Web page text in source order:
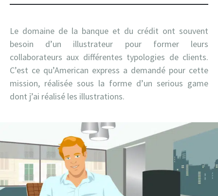
Le domaine de la banque et du crédit ont souvent
besoin d’un illustrateur pour former leurs
collaborateurs aux différentes typologies de clients.
C’est ce qu’American express a demandé pour cette
mission, réalisée sous la forme d’un serious game
dont j’ai réalisé les illustrations.